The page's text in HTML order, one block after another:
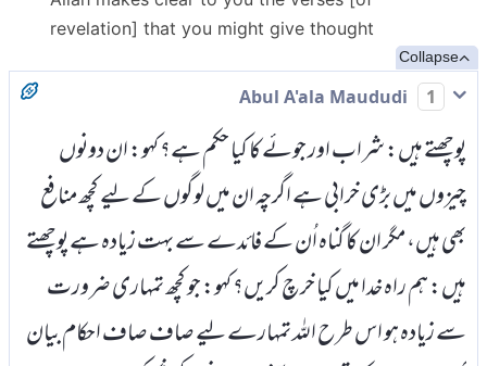
revelation] that you might give thought
Collapse
1
پوچھتے ہیں: شراب اور جوئے کا کیا حکم ہے؟ کہو: ان دونوں
چیزوں میں بڑی خرابی ہے اگرچہ ان میں لوگوں کے لیے کچھ منافع
بھی ہیں، مگر ان کا گناہ اُن کے فائدے سے بہت زیادہ ہے پوچھتے
ہیں: ہم راہ خدا میں کیا خرچ کریں؟ کہو: جو کچھ تمہاری ضرورت
سے زیادہ ہو اس طرح اللہ تمہارے لیے صاف صاف احکام بیان